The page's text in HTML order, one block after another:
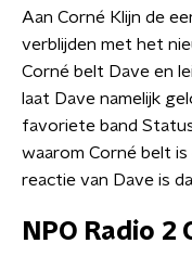
Aan Corné Klijn de
verblijden met het
Corné belt Dave en
laat Dave namelijk
favoriete band
waarom Corné belt
reactie van Dave is
NPO Radio 2